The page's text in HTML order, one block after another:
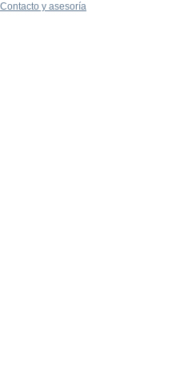
Contacto y asesoría